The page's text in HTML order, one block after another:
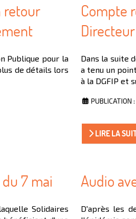
retour
Publique pour la
de détails lors
Compte
Dans la suite
a tenu un
à la DGFIP et
PUBLICATION
LIRE LA
7 mai
Solidaires
Audio
D'après les